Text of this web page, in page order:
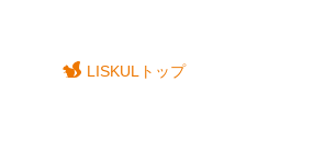
LISKULトップ